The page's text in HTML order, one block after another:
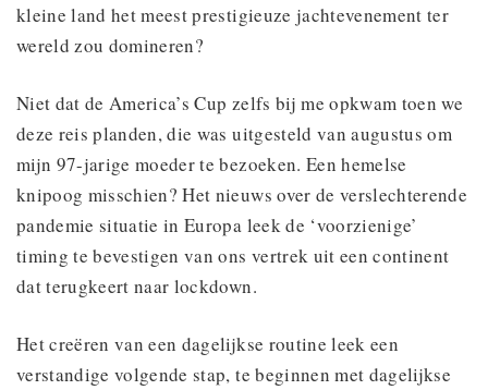
kleine land het meest prestigieuze jachtevenement ter
wereld zou domineren?
Niet dat de America’s Cup zelfs bij me opkwam toen we
deze reis planden, die was uitgesteld van augustus om
mijn 97-jarige moeder te bezoeken. Een hemelse
knipoog misschien? Het nieuws over de verslechterende
pandemie situatie in Europa leek de ‘voorzienige’
timing te bevestigen van ons vertrek uit een continent
dat terugkeert naar lockdown.
Het creëren van een dagelijkse routine leek een
verstandige volgende stap, te beginnen met dagelijkse